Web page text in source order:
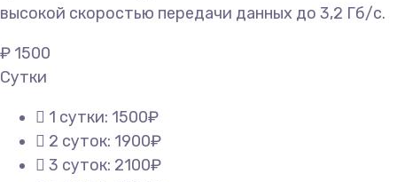
высокой скоростью передачи данных до 3,2 Гб/с.
₽ 1500
Сутки
1 сутки: 1500₽
2 суток: 1900₽
3 суток: 2100₽